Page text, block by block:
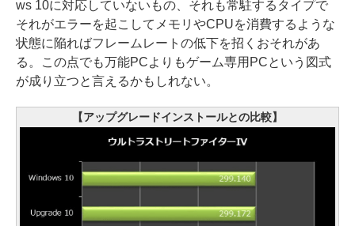
ws 10に対応していないもの、それも常駐するタイプで
それがエラーを起こしてメモリやCPUを消費するような
状態に陥ればフレームレートの低下を招くおそれがあ
る。この点でも万能PCよりもゲーム専用PCという図式
が成り立つと言えるかもしれない。
【アップグレードインストールとの比較】